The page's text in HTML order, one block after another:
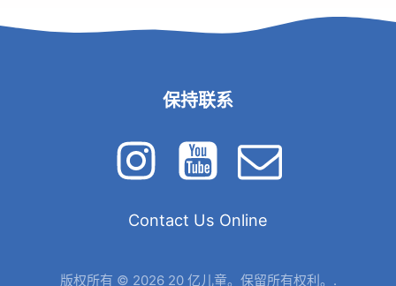
保持联系
Contact Us Online
版权所有 © 2026 20 亿儿童。保留所有权利。.